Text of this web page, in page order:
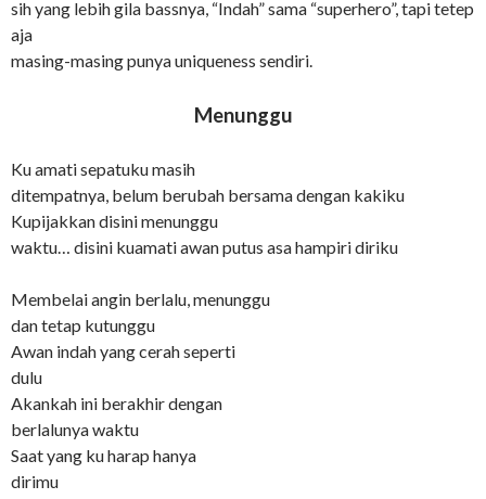
sih yang lebih gila bassnya, “Indah” sama “superhero”, tapi tetep
aja
masing-masing punya uniqueness sendiri.
Menunggu
Ku amati sepatuku masih
ditempatnya, belum berubah bersama dengan kakiku
Kupijakkan disini menunggu
waktu… disini kuamati awan putus asa hampiri diriku
Membelai angin berlalu, menunggu
dan tetap kutunggu
Awan indah yang cerah seperti
dulu
Akankah ini berakhir dengan
berlalunya waktu
Saat yang ku harap hanya
dirimu